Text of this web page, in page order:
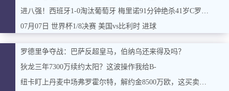
进八强！西班牙1-0淘汰葡萄牙 梅里诺91分钟绝杀41岁C罗最后一舞
07月07日 世界杯1/8决赛 美国vs比利时 进球
罗德里争夺战：巴萨反超皇马，伯纳乌还来得及吗？
狄龙三年7300万续约太阳？这波操作我给B-
纽卡盯上丹麦中场弗罗霍尔特，解约金8500万欧，这买卖能成吗？